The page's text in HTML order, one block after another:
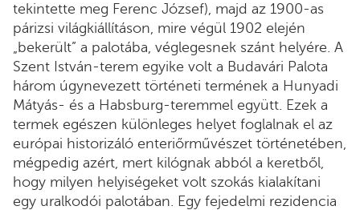
tekintette meg Ferenc József), majd az 1900-as
párizsi világkiállításon, mire végül 1902 elején
„bekerült” a palotába, véglegesnek szánt helyére. A
Szent István-terem egyike volt a Budavári Palota
három úgynevezett történeti termének a Hunyadi
Mátyás- és a Habsburg-teremmel együtt. Ezek a
termek egészen különleges helyet foglalnak el az
európai historizáló enteriőrművészet történetében,
mégpedig azért, mert kilógnak abból a keretből,
hogy milyen helyiségeket volt szokás kialakítani
egy uralkodói palotában. Egy fejedelmi rezidencia